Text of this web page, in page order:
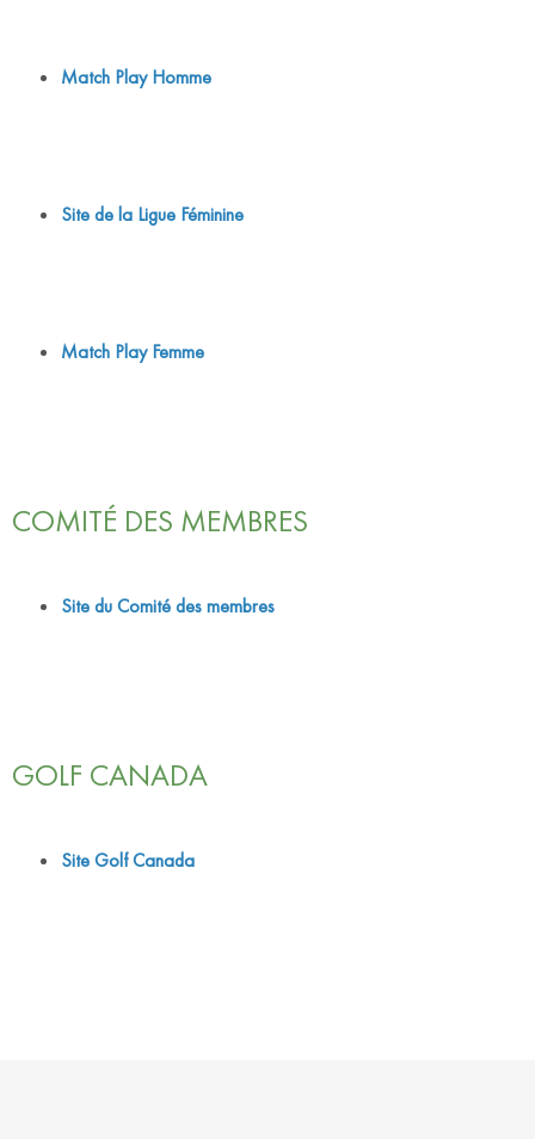
Match Play Homme
Site de la Ligue Féminine
Match Play Femme
COMITÉ DES MEMBRES
Site du Comité des membres
GOLF CANADA
Site Golf Canada